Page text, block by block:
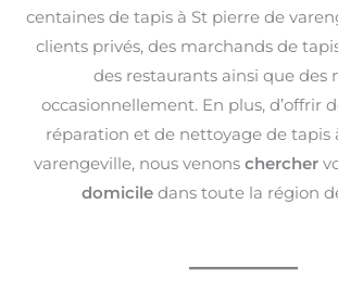
centaines de tapis à St pierre de
clients privés, des marchands de
des restaurants ainsi que des
occasionnellement. En plus, d’offrir
réparation et de nettoyage de tapis
varengeville, nous venons chercher
domicile dans toute la région